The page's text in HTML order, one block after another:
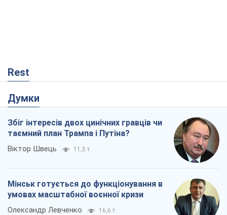
Rest
Думки
Збіг інтересів двох цинічних гравців чи
таємний план Трампа і Путіна?
Віктор Швець 11,5 т.
Мінськ готується до функціонування в
умовах масштабної воєнної кризи
Олександр Левченко 16,6 т.